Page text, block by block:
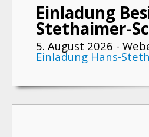
Einladung
Stethaimer-
5. August 2026 -
Einladung Hans-